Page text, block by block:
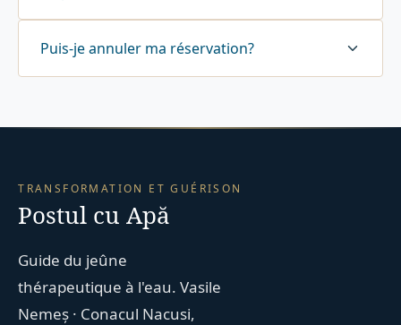
Puis-je annuler ma réservation?
TRANSFORMATION ET GUÉRISON
Postul cu Apă
Guide du jeûne
thérapeutique à l'eau. Vasile
Nemeș · Conacul Nacusi,